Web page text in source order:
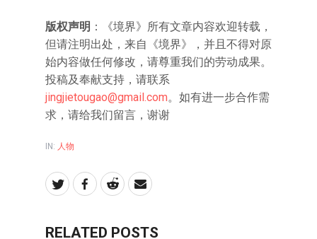
版权声明 ：《境界》所有文章内容欢迎转载，
但请注明出处，来自《境界》，并且不得对原
始内容做任何修改，请尊重我们的劳动成果。
投稿及奉献支持，请联系
jingjietougao@gmail.com。如有进一步合作需
求，请给我们留言，谢谢
IN: 人物
RELATED POSTS